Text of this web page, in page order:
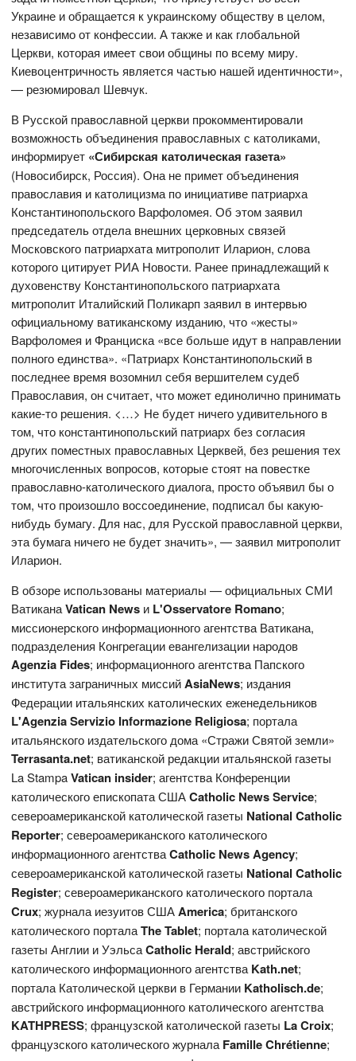
Украине и обращается к украинскому обществу в целом,
независимо от конфессии. А также и как глобальной
Церкви, которая имеет свои общины по всему миру.
Киевоцентричность является частью нашей идентичности»,
— резюмировал Шевчук.
В Русской православной церкви прокомментировали
возможность объединения православных с католиками,
информирует «Сибирская католическая газета»
(Новосибирск, Россия). Она не примет объединения
православия и католицизма по инициативе патриарха
Константинопольского Варфоломея. Об этом заявил
председатель отдела внешних церковных связей
Московского патриархата митрополит Иларион, слова
которого цитирует РИА Новости. Ранее принадлежащий к
духовенству Константинопольского патриархата
митрополит Италийский Поликарп заявил в интервью
официальному ватиканскому изданию, что «жесты»
Варфоломея и Франциска «все больше идут в направлении
полного единства». «Патриарх Константинопольский в
последнее время возомнил себя вершителем судеб
Православия, он считает, что может единолично принимать
какие-то решения. <…> Не будет ничего удивительного в
том, что константинопольский патриарх без согласия
других поместных православных Церквей, без решения тех
многочисленных вопросов, которые стоят на повестке
православно-католического диалога, просто объявил бы о
том, что произошло воссоединение, подписал бы какую-
нибудь бумагу. Для нас, для Русской православной церкви,
эта бумага ничего не будет значить», — заявил митрополит
Иларион.
В обзоре использованы материалы — официальных СМИ
ВатиканаVatican News и L'Osservatore Romano;
миссионерского информационного агентства Ватикана,
подразделения Конгрегации евангелизации народов
Agenzia Fides; информационного агентства Папского
института заграничных миссийAsiaNews; издания
Федерации итальянских католических еженедельников
L'Agenzia Servizio Informazione Religiosa; портала
итальянского издательского дома «Стражи Святой земли»
Terrasanta.net; ватиканской редакции итальянской газеты
La StampaVatican insider; агентства Конференции
католического епископата СШАCatholic News Service;
североамериканской католической газеты National Catholic
Reporter; североамериканского католического
информационного агентстваCatholic News Agency;
североамериканской католической газеты National Catholic
Register; североамериканского католического портала
Crux; журнала иезуитов СШАAmerica; британского
католического порталаTheTablet; портала католической
газеты Англии и УэльсаCatholic Herald; австрийского
католического информационного агентстваKath.net;
портала Католической церкви в Германии Katholisch.de;
австрийского информационного католического агентства
KATHPRESS; французской католической газеты La Croix;
французского католического журналаFamille Chrétienne;